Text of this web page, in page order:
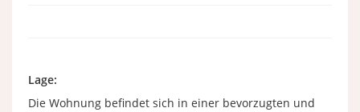
Lage:
Die Wohnung befindet sich in einer bevorzugten und